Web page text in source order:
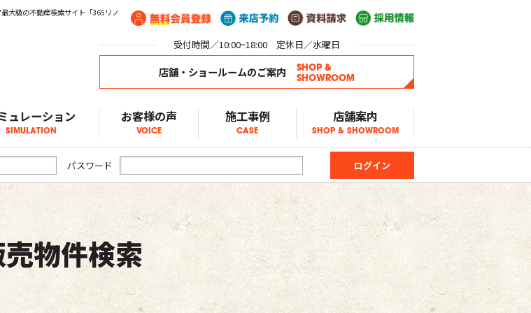
大級の不動産検索サイト「365リノ
受付時間／10:00~18:00 定休日／水曜日
店舗・ショールームのご案内
SHOP &
SHOWROOM
ュレーション
SIMULATION
お客様の声
VOICE
施工事例
CASE
店舗案内
SHOP & SHOWROOM
パスワード
物件検索